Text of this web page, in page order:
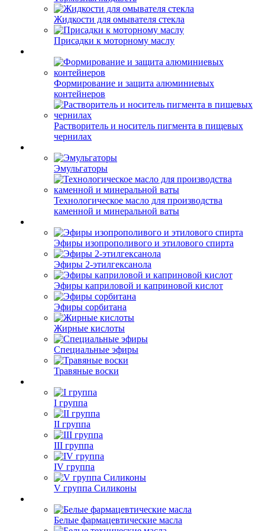
Жидкости для омывателя стекла
Присадки к моторному маслу
Формирование и защита алюминиевых
контейнеров
Растворитель и носитель пигмента в пищевых
чернилах
Эмульгаторы
Технологическое масло для производства
каменной и минеральной ваты
Эфиры изопрополивого и этилового спирта
Эфиры 2-этилгексанола
Эфиры каприловой и каприновой кислот
Эфиры сорбитана
Жирные кислоты
Специальные эфиры
Травяные воски
I группа
II группа
III группа
IV группа
V группа Силиконы
Белые фармацевтические масла